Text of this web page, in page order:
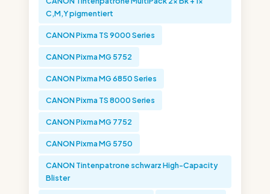
C,M,Y pigmentiert
CANON Pixma TS 9000 Series
CANON Pixma MG 5752
CANON Pixma MG 6850 Series
CANON Pixma TS 8000 Series
CANON Pixma MG 7752
CANON Pixma MG 5750
CANON Tintenpatrone schwarz High-Capacity
Blister